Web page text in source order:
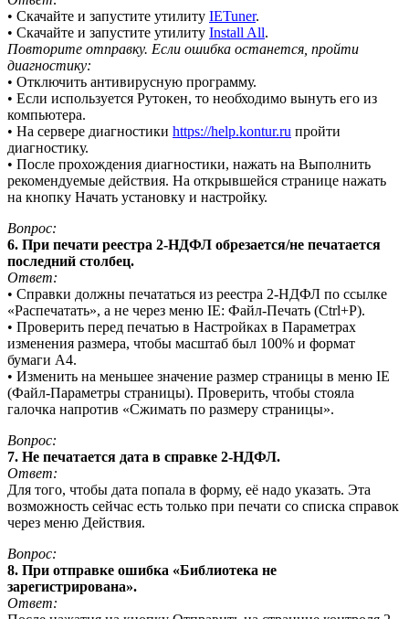
• Скачайте и запустите утилиту IETuner.
• Скачайте и запустите утилиту Install All.
Повторите отправку. Если ошибка останется, пройти
диагностику:
• Отключить антивирусную программу.
• Если используется Рутокен, то необходимо вынуть его из
компьютера.
• На сервере диагностики https://help.kontur.ru пройти
диагностику.
• После прохождения диагностики, нажать на Выполнить
рекомендуемые действия. На открывшейся странице нажать
на кнопку Начать установку и настройку.
Вопрос:
6. При печати реестра 2-НДФЛ обрезается/не печатается
последний столбец.
Ответ:
• Справки должны печататься из реестра 2-НДФЛ по ссылке
«Распечатать», а не через меню IE: Файл-Печать (Ctrl+P).
• Проверить перед печатью в Настройках в Параметрах
изменения размера, чтобы масштаб был 100% и формат
бумаги А4.
• Изменить на меньшее значение размер страницы в меню IE
(Файл-Параметры страницы). Проверить, чтобы стояла
галочка напротив «Сжимать по размеру страницы».
Вопрос:
7. Не печатается дата в справке 2-НДФЛ.
Ответ:
Для того, чтобы дата попала в форму, её надо указать. Эта
возможность сейчас есть только при печати со списка справок
через меню Действия.
Вопрос:
8. При отправке ошибка «Библиотека не
зарегистрирована».
Ответ: